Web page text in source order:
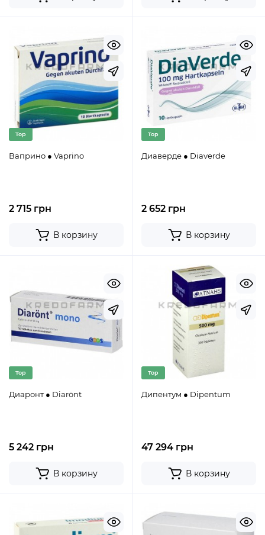
Top
Ваприно ● Vaprino
2 715 грн
В корзину
Top
Диаверде ● Diaverde
2 652 грн
В корзину
Top
Диаронт ● Diarönt
5 242 грн
В корзину
Top
Дипентум ● Dipentum
47 294 грн
В корзину